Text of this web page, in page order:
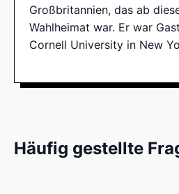
Großbritannien, das ab
Wahlheimat war. Er war
Cornell University in New
Häufig gestellte